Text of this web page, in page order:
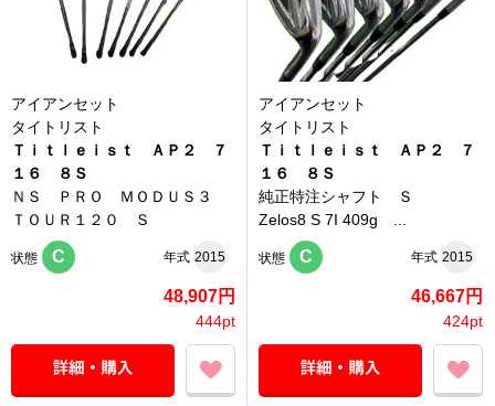
アイアンセット
タイトリスト
Ｔｉｔｌｅｉｓｔ ＡＰ２ ７
１６ ８Ｓ
ＮＳ ＰＲＯ ＭＯＤＵＳ３
ＴＯＵＲ１２０ Ｓ
状態 C 年式 2015
48,907円
444pt
アイアンセット
タイトリスト
Ｔｉｔｌｅｉｓｔ ＡＰ２ ７
１６ ８Ｓ
純正特注シャフト Ｓ
Zelos8 S 7I 409g ...
状態 C 年式 2015
46,667円
424pt